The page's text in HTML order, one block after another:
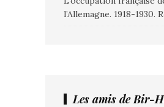
l’Allemagne. 1918-1930.
Les amis de Bir-